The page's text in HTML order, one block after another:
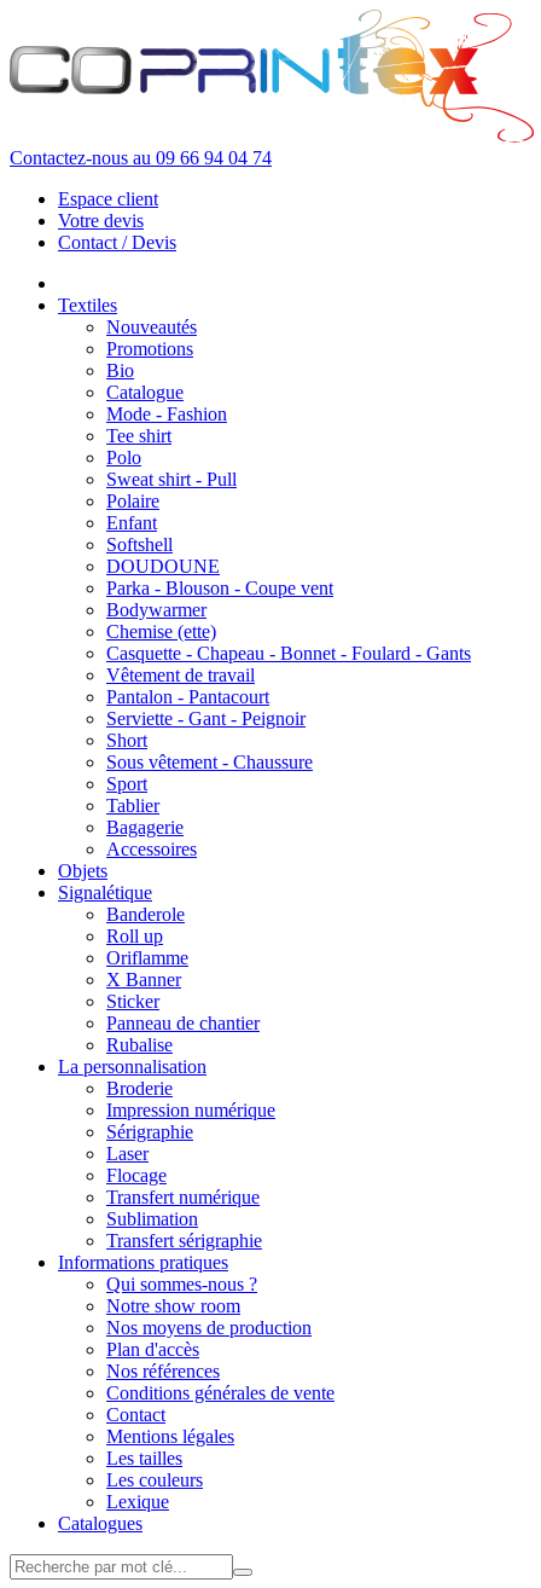
Contactez-nous au 09 66 94 04 74
Espace client
Votre devis
Contact / Devis
Textiles
Nouveautés
Promotions
Bio
Catalogue
Mode - Fashion
Tee shirt
Polo
Sweat shirt - Pull
Polaire
Enfant
Softshell
DOUDOUNE
Parka - Blouson - Coupe vent
Bodywarmer
Chemise (ette)
Casquette - Chapeau - Bonnet - Foulard - Gants
Vêtement de travail
Pantalon - Pantacourt
Serviette - Gant - Peignoir
Short
Sous vêtement - Chaussure
Sport
Tablier
Bagagerie
Accessoires
Objets
Signalétique
Banderole
Roll up
Oriflamme
X Banner
Sticker
Panneau de chantier
Rubalise
La personnalisation
Broderie
Impression numérique
Sérigraphie
Laser
Flocage
Transfert numérique
Sublimation
Transfert sérigraphie
Informations pratiques
Qui sommes-nous ?
Notre show room
Nos moyens de production
Plan d'accès
Nos références
Conditions générales de vente
Contact
Mentions légales
Les tailles
Les couleurs
Lexique
Catalogues